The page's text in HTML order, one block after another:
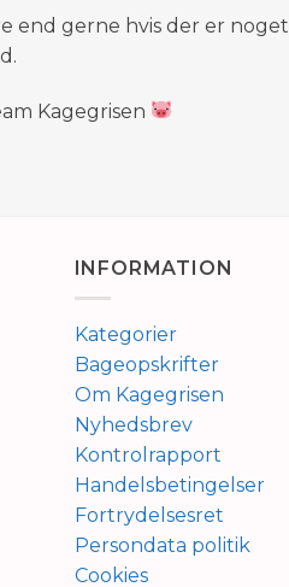
end gerne hvis der er noget
Kagegrisen
INFORMATION
Kategorier
Bageopskrifter
Om Kagegrisen
Nyhedsbrev
Kontrolrapport
Handelsbetingelser
Fortrydelsesret
Persondata politik
Cookies